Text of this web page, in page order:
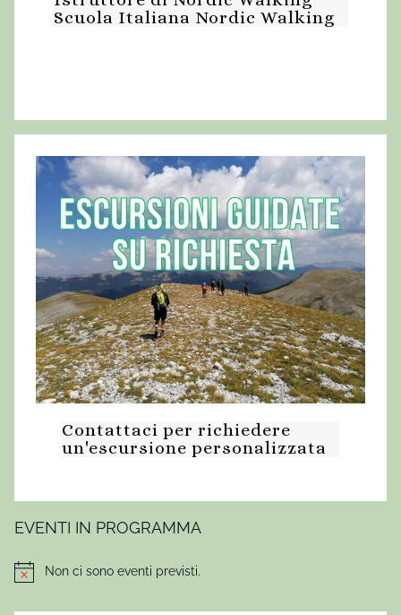
i
m
b
r
e
,
2
0
2
5
t
v
i
g
a
z
i
o
n
e
e
Scuola Italiana Nordic Walking
Contattaci per richiedere
un'escursione personalizzata
EVENTI IN PROGRAMMA
NoticeNon ci sono eventi previsti.